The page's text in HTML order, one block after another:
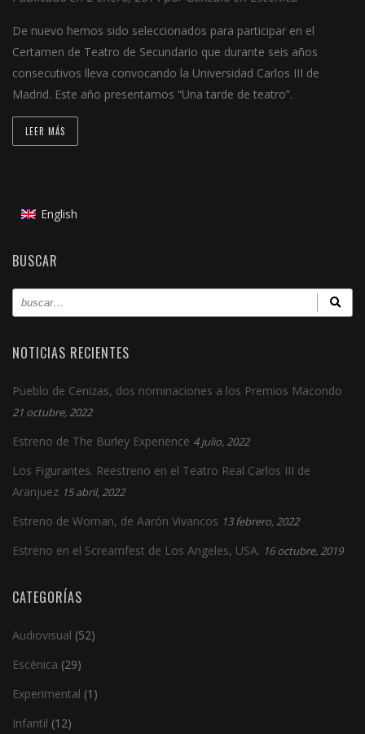
De nuevo hemos sido seleccionados para participar en el
Certamen de Teatro de Secundario que durante seis años
consecutivos lleva convocando la Universidad Carlos III de
Madrid. Este año presentamos “Una tarde de teatro”.
LEER MÁS
English
BUSCAR
NOTICIAS RECIENTES
Pueblo de Cenizas, dos nominaciones a los Premios Macondo
21 octubre, 2022
Estreno de The Burley Experience 4 julio, 2022
Los Figurantes. Reestreno en el Teatro Real Carlos III de
Aranjuez 15 abril, 2022
Estreno de Woman, de Aarón Vivancos 13 febrero, 2022
Estreno en el Screamfest de Los Angeles, USA. 16 octubre, 2019
CATEGORÍAS
Audiovisual (52)
Escénica (29)
Experimental (1)
Infantil (12)